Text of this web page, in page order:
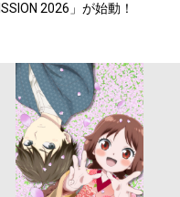
2026」が始動！